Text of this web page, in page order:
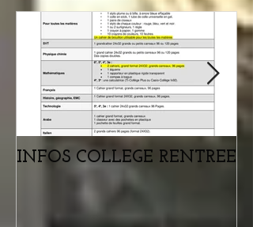
INFOS COLLEGE RENTREE